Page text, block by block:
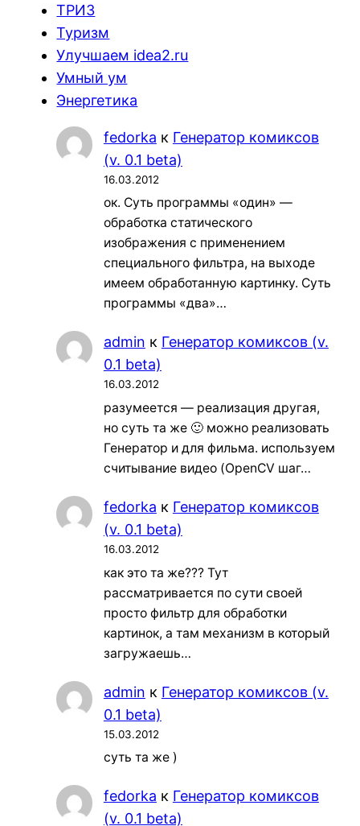
ТРИЗ
Туризм
Улучшаем idea2.ru
Умный ум
Энергетика
fedorka к Генератор комиксов
(v. 0.1 beta)
16.03.2012
ок. Суть программы «один» —
обработка статического
изображения с применением
специального фильтра, на выходе
имеем обработанную картинку. Суть
программы «два»…
admin к Генератор комиксов (v.
0.1 beta)
16.03.2012
разумеется — реализация другая,
но суть та же 🙂 можно реализовать
Генератор и для фильма. используем
считывание видео (OpenCV шаг…
fedorka к Генератор комиксов
(v. 0.1 beta)
16.03.2012
как это та же??? Тут
рассматривается по сути своей
просто фильтр для обработки
картинок, а там механизм в который
загружаешь…
admin к Генератор комиксов (v.
0.1 beta)
15.03.2012
суть та же )
fedorka к Генератор комиксов
(v. 0.1 beta)